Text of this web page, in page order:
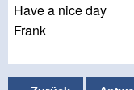
Have a nice day
Frank